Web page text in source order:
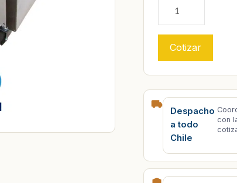
Cotizar
Despacho
a todo
Chile
con